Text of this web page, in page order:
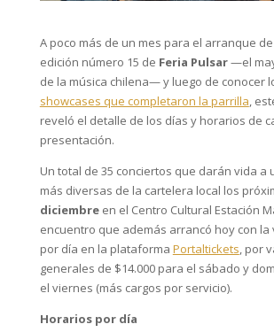
A poco más de un mes para el arranque
edición número 15 de Feria Pulsar—el
de la música chilena— y luego de conocer
showcases que completaron la parrilla,
reveló el detalle de los días y horarios de
presentación.
Un total de 35 conciertos que darán vida a
más diversas de la cartelera local los
diciembre en el Centro Cultural Estación
encuentro que además arrancó hoy con la
por día en la plataforma Portaltickets,por
generales de $14.000 para el sábado y
el viernes (más cargos por servicio).
Horarios por día